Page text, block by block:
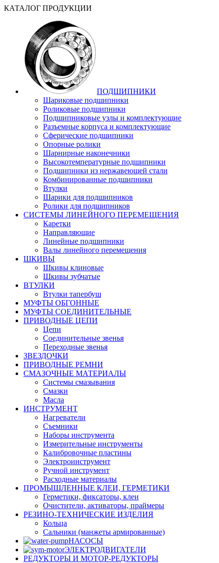
КАТАЛОГ ПРОДУКЦИИ
ПОДШИПНИКИ
Шариковые подшипники
Роликовые подшипники
Подшипниковые узлы и комплектующие
Разъемные корпуса и комплектующие
Сферические подшипники
Опорные ролики
Шарнирные наконечники
Высокотемпературные подшипники
Подшипники из нержавеющей стали
Комбинированные подшипники
Втулки
Шарики для подшипников
Ролики для подшипников
СИСТЕМЫ ЛИНЕЙНОГО ПЕРЕМЕЩЕНИЯ
Каретки
Направляющие
Линейные подшипники
Валы линейного перемещения
ШКИВЫ
Шкивы клиновые
Шкивы зубчатые
ВТУЛКИ
Втулки тапербуш
МУФТЫ ОБГОННЫЕ
МУФТЫ СОЕДИНИТЕЛЬНЫЕ
ПРИВОДНЫЕ ЦЕПИ
Цепи
Соединительные звенья
Переходные звенья
ЗВЕЗДОЧКИ
ПРИВОДНЫЕ РЕМНИ
СМАЗОЧНЫЕ МАТЕРИАЛЫ
Системы смазывания
Смазки
Масла
ИНСТРУМЕНТ
Нагреватели
Съемники
Наборы инструмента
Измерительные инструменты
Калибровочные пластины
Электроинструмент
Ручной инструмент
Расходные материалы
ПРОМЫШЛЕННЫЕ КЛЕИ, ГЕРМЕТИКИ
Герметики, фиксаторы, клеи
Очистители, активаторы, праймеры
РЕЗИНО-ТЕХНИЧЕСКИЕ ИЗДЕЛИЯ
Кольца
Сальники (манжеты армированные)
НАСОСЫ
ЭЛЕКТРОДВИГАТЕЛИ
РЕДУКТОРЫ И МОТОР-РЕДУКТОРЫ